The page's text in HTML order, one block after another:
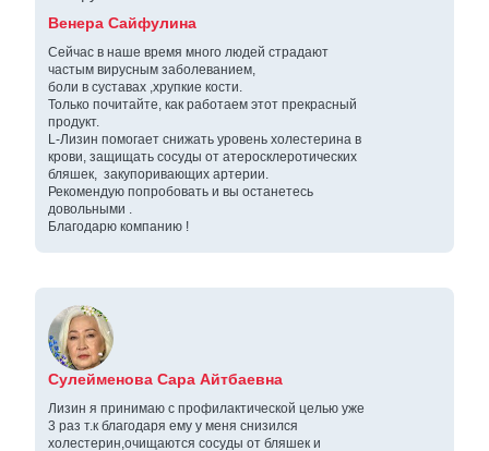
Венера Сайфулина
Сейчас в наше время много людей страдают
частым вирусным заболеванием,
боли в суставах ,хрупкие кости.
Только почитайте, как работаем этот прекрасный
продукт.
L-Лизин помогает снижать уровень холестерина в
крови, защищать сосуды от атеросклеротических
бляшек, закупоривающих артерии.
Рекомендую попробовать и вы останетесь
довольными .
Благодарю компанию !
Сулейменова Сара Айтбаевна
Лизин я принимаю с профилактической целью уже
3 раз т.к благодаря ему у меня снизился
холестерин,очищаются сосуды от бляшек и